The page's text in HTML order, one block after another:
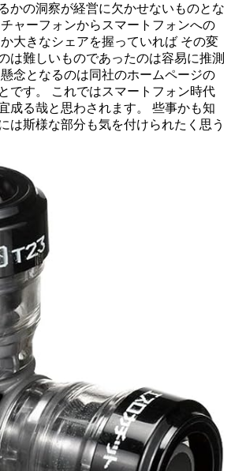
かの洞察が経営に欠かせないものとな
ャーフォンからスマートフォンへの
大きなシェアを握っていれば その変
は難しいものであったのは容易に推測
念となるのは同社のホームページの
です。 これではスマートフォン時代
成る哉と思わされます。 些事かも知
は斯様な部分も気を付けられたく思う